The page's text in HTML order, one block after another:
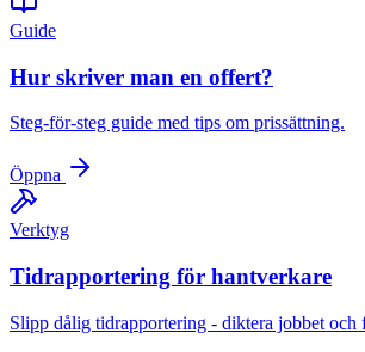
Guide
Hur skriver man en offert?
Steg-för-steg guide med tips om prissättning.
Öppna
Verktyg
Tidrapportering för hantverkare
Slipp dålig tidrapportering - diktera jobbet och